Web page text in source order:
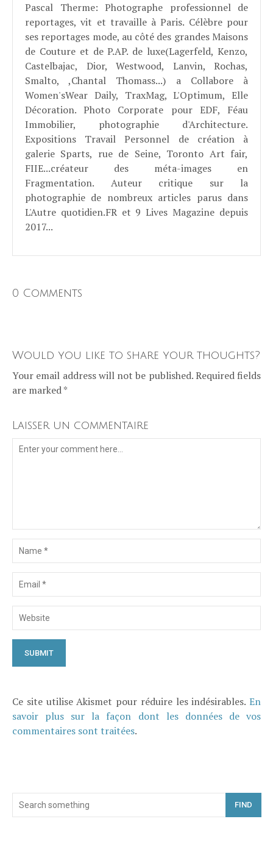
Pascal Therme: Photographe professionnel de
reportages, vit et travaille à Paris. Célèbre pour
ses reportages mode, au côté des grandes Maisons
de Couture et de P.AP. de luxe(Lagerfeld, Kenzo,
Castelbajac, Dior, Westwood, Lanvin, Rochas,
Smalto, ,Chantal Thomass...) a Collabore à
Women'sWear Daily, TraxMag, L'Optimum, Elle
Décoration. Photo Corporate pour EDF, Féau
Immobilier, photographie d'Architecture.
Expositions Travail Personnel de création à
galerie Sparts, rue de Seine, Toronto Art fair,
FIIE...créateur des méta-images en
Fragmentation. Auteur critique sur la
photographie de nombreux articles parus dans
L'Autre quotidien.FR et 9 Lives Magazine depuis
2017...
0 Comments
Would you like to share your thoughts?
Your email address will not be published. Required fields
are marked *
Laisser un commentaire
Ce site utilise Akismet pour réduire les indésirables. En
savoir plus sur la façon dont les données de vos
commentaires sont traitées.
FIND